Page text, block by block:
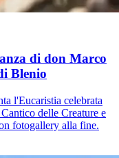
di don Marco
Blenio
l'Eucaristia celebrata
delle Creature e
fotogallery alla fine.